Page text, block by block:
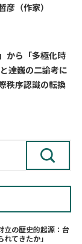
（作家）
から「多極化時
と達巍の二論考に
秩序認識の転換
立の歴史的起源：台
てきたか」